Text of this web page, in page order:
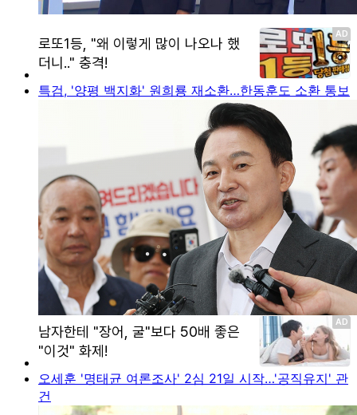
특검, '양평 백지화' 원희룡 재소환…한동훈도 소환 통보
오세훈 '명태균 여론조사' 2심 21일 시작…'공직유지' 관
건